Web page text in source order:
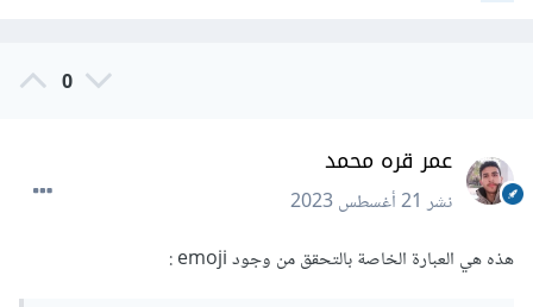
0
عمر قره محمد
نشر21 أغسطس 2023
هذه هي العبارة الخاصة بالتحقق من وجود emoji